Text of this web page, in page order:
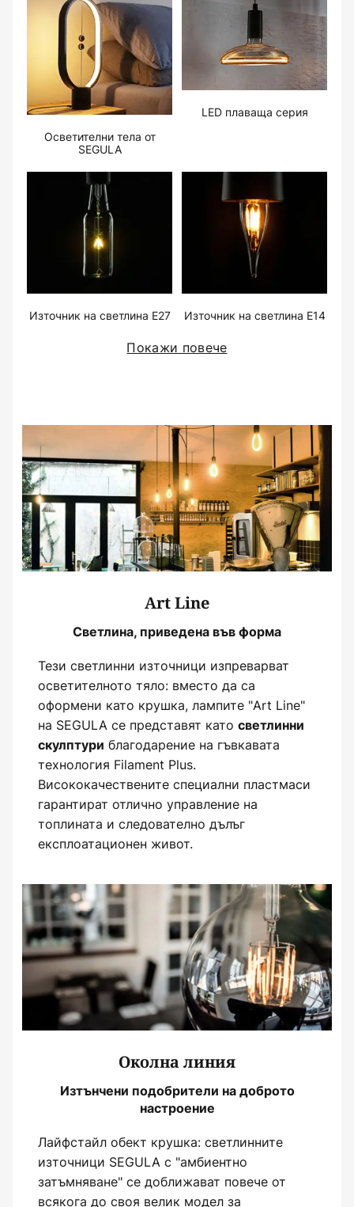
Осветителни тела от
SEGULA
LED плаваща серия
Източник на светлина E27 Източник на светлина E14
Покажи повече
Art Line
Светлина, приведена във форма
Тези светлинни източници изпреварват
осветителното тяло: вместо да са
оформени като крушка, лампите "Art Line"
на SEGULA се представят като светлинни
скулптури благодарение на гъвкавата
технология Filament Plus.
Висококачествените специални пластмаси
гарантират отлично управление на
топлината и следователно дълъг
експлоатационен живот.
Околна линия
Изтънчени подобрители на доброто
настроение
Лайфстайл обект крушка: светлинните
източници SEGULA с "амбиентно
затъмняване" се доближават повече от
всякога до своя велик модел за